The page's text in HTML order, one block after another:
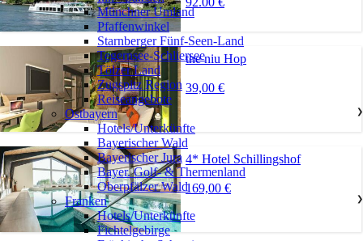
the niu Hop
39,00 €
4* Hotel Schillingshof
169,00 €
Münchner Umland
Pfaffenwinkel
Starnberger Fünf-Seen-Land
Tegernsee-Schliersee
Tölzer Land
Zugspitz Region
Reiseangebote
Ostbayern
❯
Hotels/Unterkünfte
Bayerischer Wald
Bayerischer Jura
Bayer. Golf- & Thermenland
Oberpfälzer Wald
Franken
❯
Hotels/Unterkünfte
Fichtelgebirge